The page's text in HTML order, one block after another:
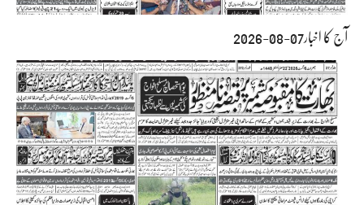
آج کا اخبار07-08-2026